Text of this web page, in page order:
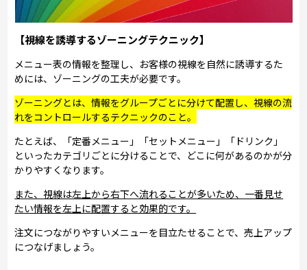
【視線を誘導するゾーニングテクニック】
メニュー表の情報を整理し、お客様の視線を自然に誘導するた
めには、ゾーニングの工夫が必要です。
ゾーニングとは、情報をグループごとに分けて配置し、視線の流
れをコントロールするテクニックのこと。
たとえば、「定番メニュー」「セットメニュー」「ドリンク」
といったカテゴリごとに分けることで、どこに何があるのかが分
かりやすくなります。
また、視線は左上から右下へ流れることが多いため、一番見せ
たい情報を左上に配置すると効果的です。
注文につながりやすいメニューを目立たせることで、売上アップ
につなげましょう。